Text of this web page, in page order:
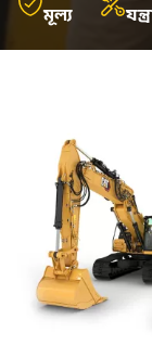
মূল্য